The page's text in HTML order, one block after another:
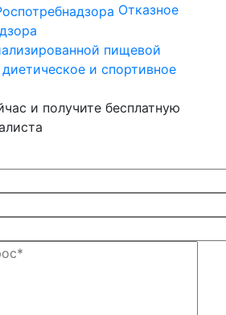
Отказное
пищевой
и спортивное
и получите бесплатную